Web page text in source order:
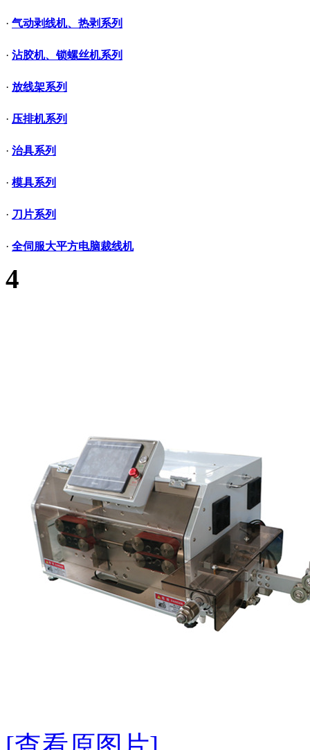
· 气动剥线机、热剥系列
· 沾胶机、锁螺丝机系列
· 放线架系列
· 压排机系列
· 治具系列
· 模具系列
· 刀片系列
· 全伺服大平方电脑裁线机
4